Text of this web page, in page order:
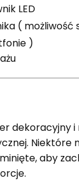
LED
( możliwość
)
dekoracyjny i
Niektóre
aby